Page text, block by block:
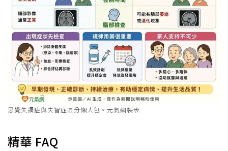
思覺失調症與失智症區分懶人包。元氣網製表
精華 FAQ